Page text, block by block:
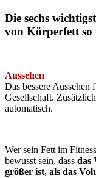
Die sechs
von Körperfett so
Aussehen
Das bessere Aussehen
Gesellschaft.
automatisch.
Wer sein Fett im
bewusst sein, dass das
größer ist, als das